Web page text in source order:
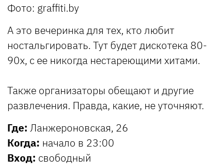
Фото: graffiti.by
А это вечеринка для тех, кто любит
ностальгировать. Тут будет дискотека 80-
90х, с ее никогда нестареющими хитами.
Также организаторы обещают и другие
развлечения. Правда, какие, не уточняют.
Где: Ланжероновская, 26
Когда: начало в 23:00
Вход: свободный